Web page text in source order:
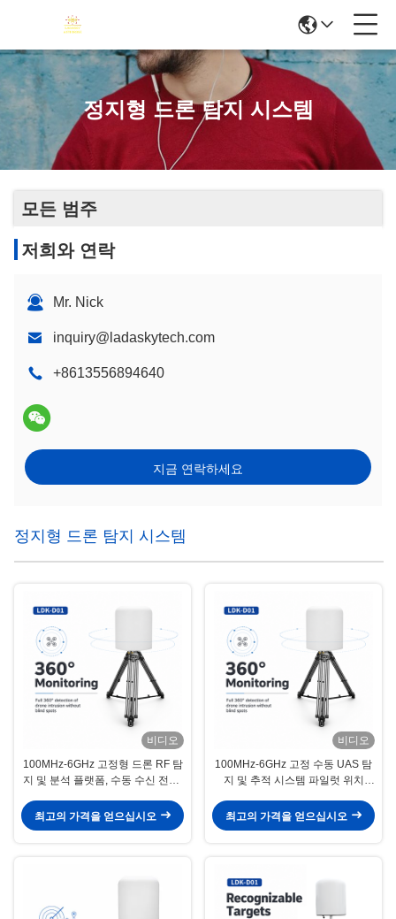
정지형 드론 탐지 시스템
모든 범주
저희와 연락
Mr. Nick
inquiry@ladaskytech.com
+8613556894640
지금 연락하세요
정지형 드론 탐지 시스템
비디오
100MHz-6GHz 고정형 드론 RF 탐
지 및 분석 플랫폼, 수동 수신 전용,
DJI/AUTEL/Dahua/Haoxiang 및
DIY 모델 전체 인식
최고의 가격을 얻으십시오
비디오
100MHz-6GHz 고정 수동 UAS 탐
지 및 추적 시스템 파일럿 위치
블랙리스트 / 화이트리스트 관리
최고의 가격을 얻으십시오